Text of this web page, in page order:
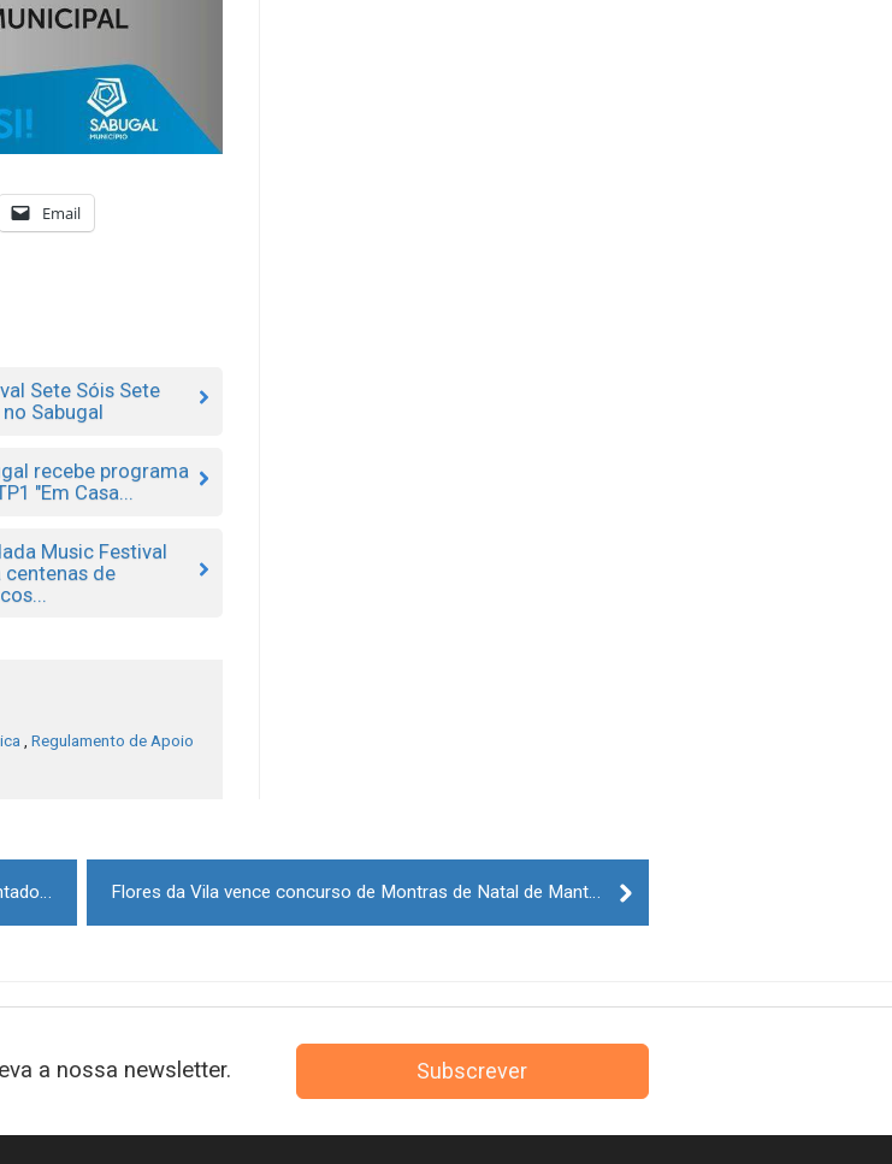
Email
Sete Sóis Sete
no Sabugal
recebe programa
"Em Casa...
Music Festival
centenas de
Regulamento de Apoio
Livro sobre plantas medicinais do Vale do Côa apresentado na Universidade de Coimbra Flores da Vila vence concurso de Montras de Natal de Manteigas
a nossa newsletter. Subscrever